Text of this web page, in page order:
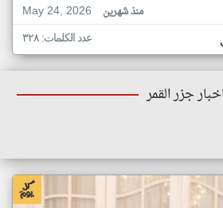
May 24, 2026
منذ شهرين
عدد الكلمات: ٣٢٨
جزر القمر